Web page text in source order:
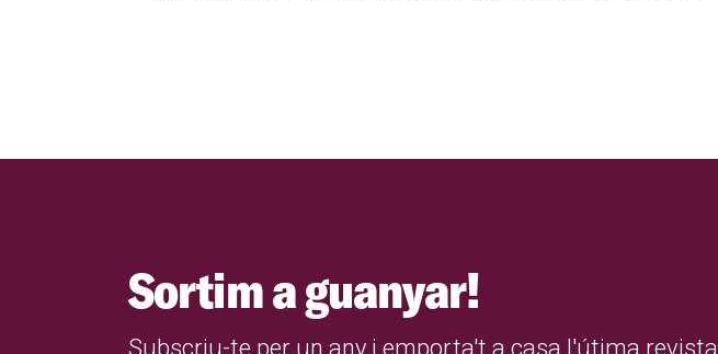
Sortim a guanyar!
Subscriu-te per un any i emporta't a casa l'útima revista